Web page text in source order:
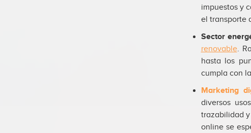
impuestos y
el transporte
Sector
renovable.
hasta los
cumpla con
Marketing
diversos
trazabilidad
online se